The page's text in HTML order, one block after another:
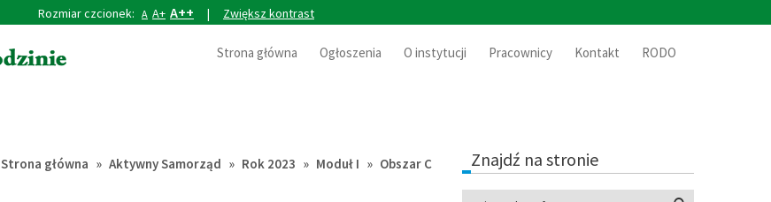
Rozmiar czcionek: A A+ A++ | Zwiększ kontrast
Strona główna Ogłoszenia O instytucji Pracownicy Kontakt RODO
Strona główna » Aktywny Samorząd » Rok 2023 » Moduł I » Obszar C
Znajdź na stronie